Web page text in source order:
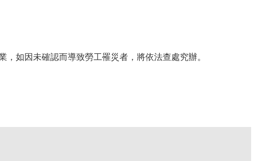
如因未確認而導致勞工罹災者，將依法查處究辦。